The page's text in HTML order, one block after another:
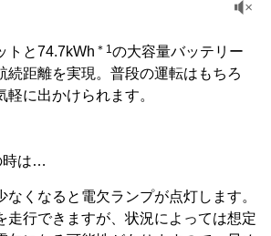
トと74.7kWh ＊1 の大容量バッテリー
続距離を実現。普段の運転はもちろ
軽に出かけられます。
時は…
なくなると電欠ランプが点灯します。
走行できますが、状況によっては想定